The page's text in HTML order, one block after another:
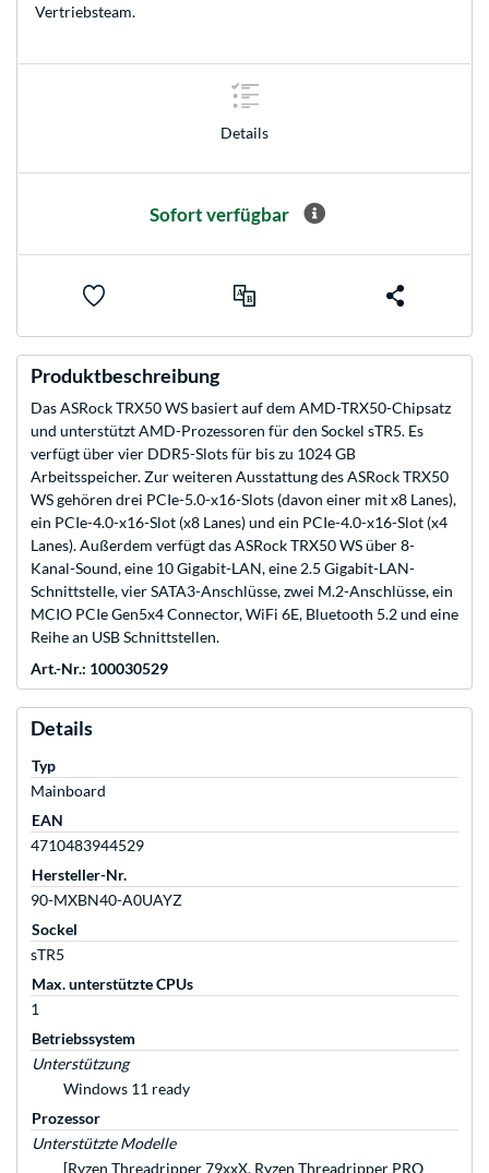
Vertriebsteam.
Details
Sofort verfügbar
Produktbeschreibung
Das ASRock TRX50 WS basiert auf dem AMD-TRX50-Chipsatz
und unterstützt AMD-Prozessoren für den Sockel sTR5. Es
verfügt über vier DDR5-Slots für bis zu 1024 GB
Arbeitsspeicher. Zur weiteren Ausstattung des ASRock TRX50
WS gehören drei PCIe-5.0-x16-Slots (davon einer mit x8 Lanes),
ein PCIe-4.0-x16-Slot (x8 Lanes) und ein PCIe-4.0-x16-Slot (x4
Lanes). Außerdem verfügt das ASRock TRX50 WS über 8-
Kanal-Sound, eine 10 Gigabit-LAN, eine 2.5 Gigabit-LAN-
Schnittstelle, vier SATA3-Anschlüsse, zwei M.2-Anschlüsse, ein
MCIO PCIe Gen5x4 Connector, WiFi 6E, Bluetooth 5.2 und eine
Reihe an USB Schnittstellen.
Art.-Nr.: 100030529
Details
Typ
Mainboard
EAN
4710483944529
Hersteller-Nr.
90-MXBN40-A0UAYZ
Sockel
sTR5
Max. unterstützte CPUs
1
Betriebssystem
Unterstützung
Windows 11 ready
Prozessor
Unterstützte Modelle
[Ryzen Threadripper 79xxX, Ryzen Threadripper PRO